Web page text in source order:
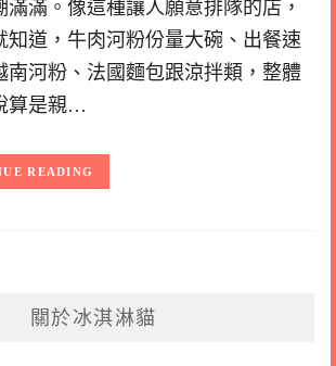
滿滿。像這種讓人願意排隊的店，
知道，牛肉河粉份量大碗、出餐速
南河粉、法國麵包跟涼拌類，整體
算是親…
READING
關於冰淇淋貓